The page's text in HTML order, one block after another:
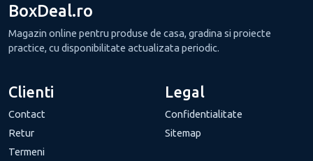
BoxDeal.ro
Magazin online pentru produse de casa, gradina si proiecte
practice, cu disponibilitate actualizata periodic.
Clienti
Contact
Retur
Termeni
Legal
Confidentialitate
Sitemap